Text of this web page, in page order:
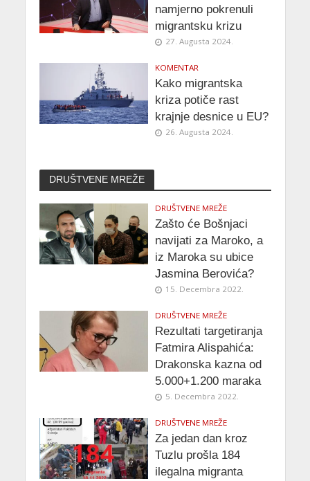
namjerno pokrenuli
migrantsku krizu
27. Augusta 2024.
KOMENTAR
Kako migrantska
kriza potiče rast
krajnje desnice u EU?
26. Augusta 2024.
DRUŠTVENE MREŽE
DRUŠTVENE MREŽE
Zašto će Bošnjaci
navijati za Maroko, a
iz Maroka su ubice
Jasmina Berovića?
15. Decembra 2022.
DRUŠTVENE MREŽE
Rezultati targetiranja
Fatmira Alispahića:
Drakonska kazna od
5.000+1.200 maraka
5. Decembra 2022.
DRUŠTVENE MREŽE
Za jedan dan kroz
Tuzlu prošla 184
ilegalna migranta